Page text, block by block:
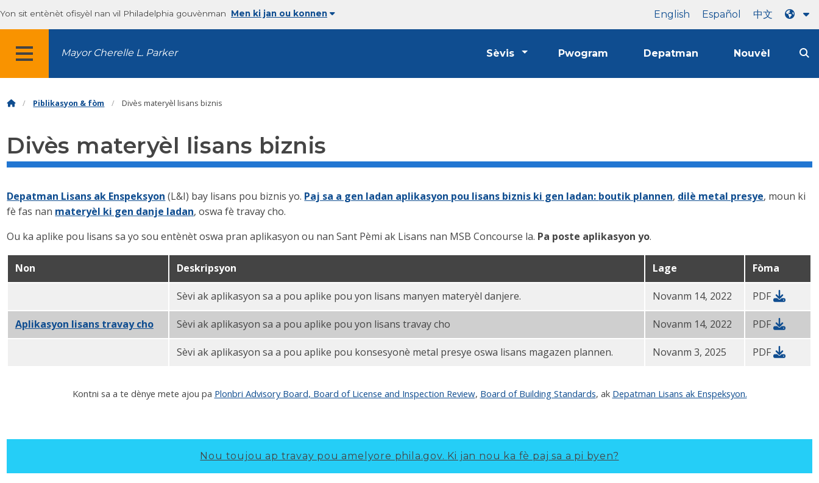
Yon sit entènèt ofisyèl nan vil Philadelphia gouvènman Men ki jan ou konnen English Español 中文
MENU
Mayor Cherelle L. Parker Sèvis Pwogram Depatman Nouvèl
Piblikasyon & fòm Divès materyèl lisans biznis
Divès materyèl lisans biznis
Depatman Lisans ak Enspeksyon (L&I) bay lisans pou biznis yo. Paj sa a gen ladan aplikasyon pou lisans biznis ki gen ladan: boutik plannen, dilè metal presye, moun ki
fè fas nan materyèl ki gen danje ladan, oswa fè travay cho.
Ou ka aplike pou lisans sa yo sou entènèt oswa pran aplikasyon ou nan Sant Pèmi ak Lisans nan MSB Concourse la. Pa poste aplikasyon yo.
Non Deskripsyon Lage Fòma
Materyèl danjre lisans aplikasyon PDF
Sèvi ak aplikasyon sa a pou aplike pou yon lisans manyen materyèl danjere. Novanm 14, 2022 PDF
Aplikasyon lisans travay choPDF Sèvi ak aplikasyon sa a pou aplike pou yon lisans travay cho Novanm 14, 2022 PDF
Sèvi ak aplikasyon sa a pou aplike pou konsesyonè metal presye oswa lisans magazen plannen. Novanm 3, 2025 PDF
Kontni sa a te dènye mete ajou pa Plonbri Advisory Board, Board of License and Inspection Review, Board of Building Standards, ak Depatman Lisans ak Enspeksyon.
Nou toujou ap travay pou amelyore phila.gov. Ki jan nou ka fè paj sa a pi byen?